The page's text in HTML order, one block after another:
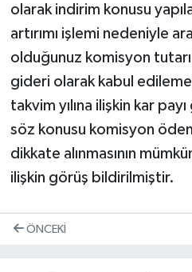
olarak indirim konusu
artırımı işlemi nedeniyle
olduğunuz komisyon tutarı
gideri olarak kabul
takvim yılına ilişkin kar
söz konusu komisyon
dikkate alınmasının
ilişkin görüş bildirilmiştir.
ÖNCEKI